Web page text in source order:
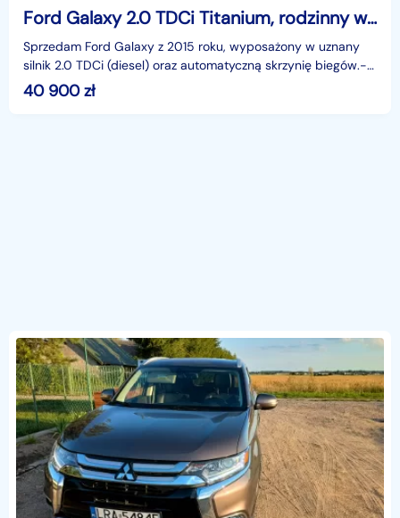
Ford Galaxy 2.0 TDCi Titanium, rodzinny wygodny samochód
Sprzedam Ford Galaxy z 2015 roku, wyposażony w uznany
silnik 2.0 TDCi (diesel) oraz automatyczną skrzynię biegów.-
Auto jest jak na swój rocznik w dobrym stanie
40 900zł